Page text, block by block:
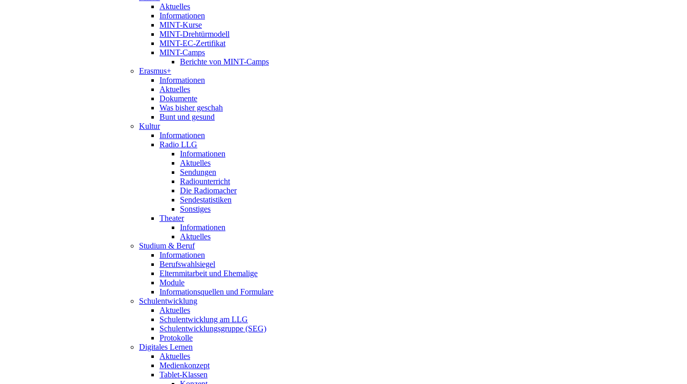
Aktuelles
Informationen
MINT-Kurse
MINT-Drehtürmodell
MINT-EC-Zertifikat
MINT-Camps
Berichte von MINT-Camps
Erasmus+
Informationen
Aktuelles
Dokumente
Was bisher geschah
Bunt und gesund
Kultur
Informationen
Radio LLG
Informationen
Aktuelles
Sendungen
Radiounterricht
Die Radiomacher
Sendestatistiken
Sonstiges
Theater
Informationen
Aktuelles
Studium & Beruf
Informationen
Berufswahlsiegel
Elternmitarbeit und Ehemalige
Module
Informationsquellen und Formulare
Schulentwicklung
Aktuelles
Schulentwicklung am LLG
Schulentwicklungsgruppe (SEG)
Protokolle
Digitales Lernen
Aktuelles
Medienkonzept
Tablet-Klassen